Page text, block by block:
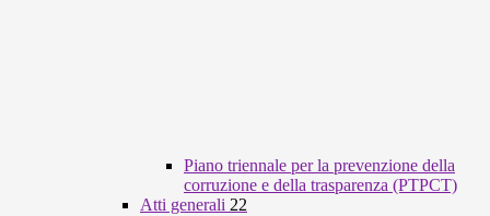
Piano triennale per la prevenzione della
corruzione e della trasparenza (PTPCT)
Atti generali 22